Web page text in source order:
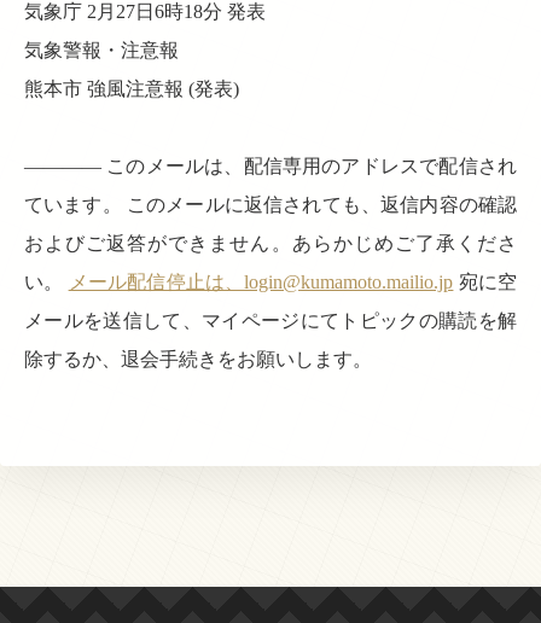
気象庁 2月27日6時18分 発表
気象警報・注意報
熊本市 強風注意報 (発表)
———— このメールは、配信専用のアドレスで配信され
ています。 このメールに返信されても、返信内容の確認
およびご返答ができません。あらかじめご了承くださ
い。
メール配信停止は、login@kumamoto.mailio.jp 宛に空
メールを送信して、マイページにてトピックの購読を解
除するか、退会手続きをお願いします。